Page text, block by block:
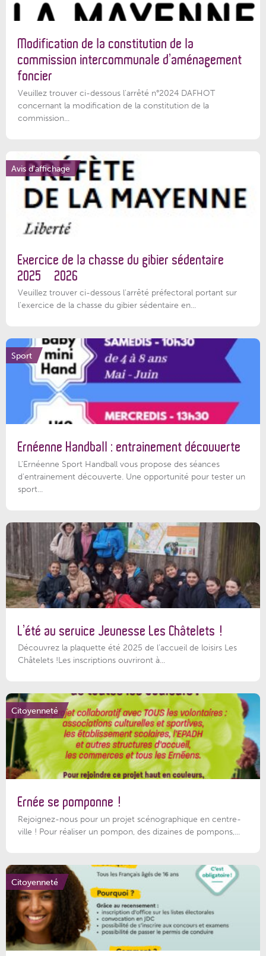
Modification de la constitution de la
commission intercommunale d’aménagement
foncier
Veuillez trouver ci-dessous l'arrêté n°2024 DAFHOT
concernant la modification de la constitution de la
commission...
Avis d'affichage
Exercice de la chasse du gibier sédentaire
2025 – 2026
Veuillez trouver ci-dessous l'arrêté préfectoral portant sur
l'exercice de la chasse du gibier sédentaire en...
Sport
Ernéenne Handball : entrainement découverte
L'Ernéenne Sport Handball vous propose des séances
d'entrainement découverte. Une opportunité pour tester un
sport...
L’été au service Jeunesse Les Châtelets !
Découvrez la plaquette été 2025 de l’accueil de loisirs Les
Châtelets !Les inscriptions ouvriront à...
Citoyenneté
Ernée se pomponne !
Rejoignez-nous pour un projet scénographique en centre-
ville ! Pour réaliser un pompon, des dizaines de pompons,...
Citoyenneté